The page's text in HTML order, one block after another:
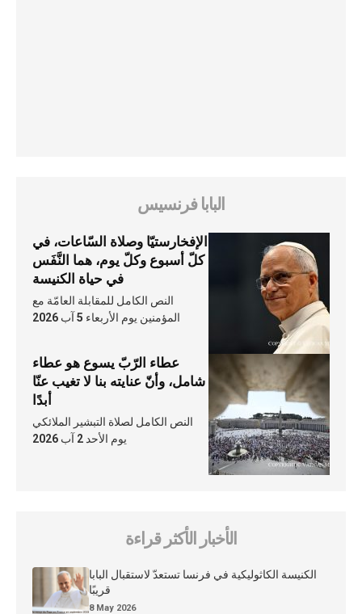
البابا فرنسيس
الإفخارستيّا وصلاة السّاعات، في
كلّ أسبوع وكلّ يوم، هما النَّفَس
في حياة الكنيسة
النص الكامل للمقابلة العامّة مع
المؤمنين يوم الأربعاء 5 آب 2026
عطاء الرّبّ يسوع هو عطاء
شامل، وأنّ عنايته بنا لا تغيب عنّا
أبدًا
النص الكامل لصلاة التبشير الملائكي
يوم الأحد 2 آب 2026
الأخبار الأكثر قراءة
الكنيسة الكاثوليكية في فرنسا تستعدّ لاستقبال البابا
قريبًا
8 May 2026